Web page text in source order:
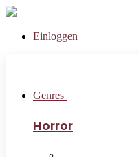
Einloggen
Genres
Horror